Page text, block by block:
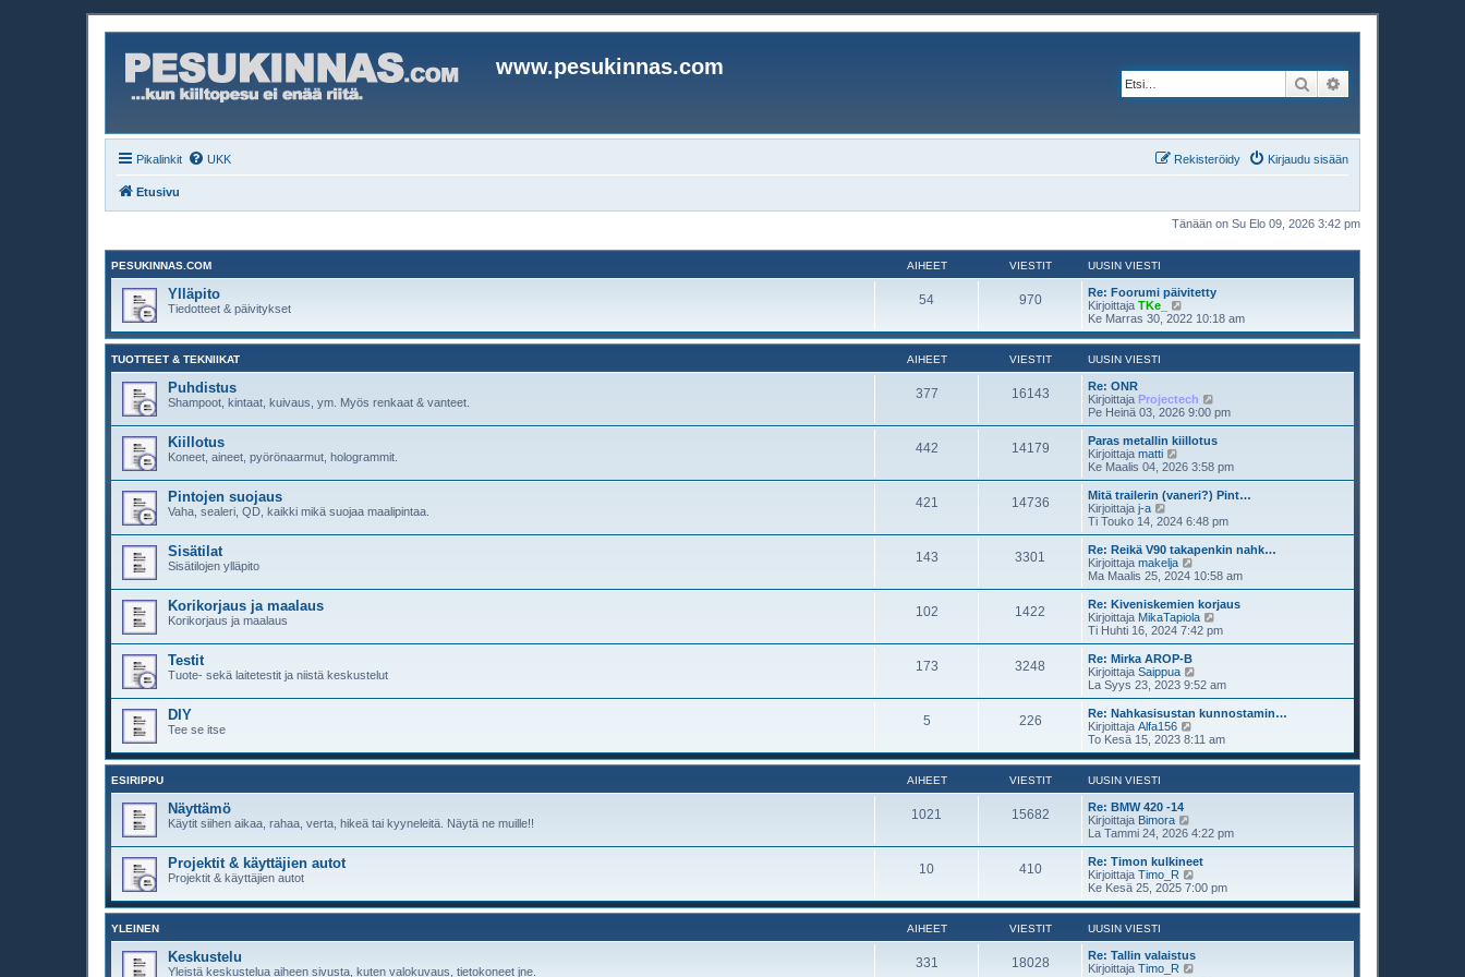
www.pesukinnas.com
Etsi
Pikalinkit UKK Kirjaudu sisään
Rekisteröidy
Etusivu
Tänään on Su Elo 09, 2026 3:42 pm
PESUKINNAS.COM AIHEET VIESTIT UUSIN VIESTI
Ylläpito
Tiedotteet & päivitykset
54 970
Re: Foorumi päivitetty
Kirjoittaja TKe_
ä
y
t
u
s
i
v
i
e
s
i
Ke Marras 30, 2022 10:18 am
TUOTTEET & TEKNIIKAT AIHEET VIESTIT UUSIN VIESTI
Puhdistus
Shampoot, kintaat, kuivaus, ym. Myös renkaat & vanteet.
377 16143
Re: ONR
Kirjoittaja Projectech
ä
y
t
u
u
s
i
v
e
t
i
Pe Heinä 03, 2026 9:00 pm
Kiillotus
Koneet, aineet, pyörönaarmut, hologrammit.
442 14179
Paras metallin kiillotus
Kirjoittaja matti
ä
y
t
u
s
i
n
v
e
s
i
Ke Maalis 04, 2026 3:58 pm
Pintojen suojaus
Vaha, sealeri, QD, kaikki mikä suojaa maalipintaa.
421 14736
Mitä trailerin (vaneri?) Pint…
Kirjoittaja j-a
ä
y
t
ä
u
i
n
v
e
s
t
i
Ti Touko 14, 2024 6:48 pm
Sisätilat
Sisätilojen ylläpito
143 3301
Re: Reikä V90 takapenkin nahk…
Kirjoittaja makelja
ä
y
ä
u
i
n
v
e
t
i
Ma Maalis 25, 2024 10:58 am
Korikorjaus ja maalaus
Korikorjaus ja maalaus
102 1422
Re: Kiveniskemien korjaus
Kirjoittaja MikaTapiola
ä
y
u
i
v
i
Ti Huhti 16, 2024 7:42 pm
Testit
Tuote- sekä laitetestit ja niistä keskustelut
173 3248
Re: Mirka AROP-B
Kirjoittaja Saippua
ä
y
t
u
s
e
s
i
La Syys 23, 2023 9:52 am
DIY
Tee se itse
5 226
Re: Nahkasisustan kunnostamin…
Kirjoittaja Alfa156
ä
y
t
u
i
i
e
s
t
To Kesä 15, 2023 8:11 am
ESIRIPPU AIHEET VIESTIT UUSIN VIESTI
Näyttämö
Käytit siihen aikaa, rahaa, verta, hikeä tai kyyneleitä. Näytä ne muille!!
1021 15682
Re: BMW 420 -14
Kirjoittaja Bimora
ä
y
t
ä
u
s
i
La Tammi 24, 2026 4:22 pm
Projektit & käyttäjien autot
Projektit & käyttäjien autot
10 410
Re: Timon kulkineet
Kirjoittaja Timo_R
ä
y
t
u
u
Ke Kesä 25, 2025 7:00 pm
YLEINEN AIHEET VIESTIT UUSIN VIESTI
Keskustelu
Yleistä keskustelua aiheen sivusta, kuten valokuvaus, tietokoneet jne.
331 18028
Re: Tallin valaistus
Kirjoittaja Timo_R